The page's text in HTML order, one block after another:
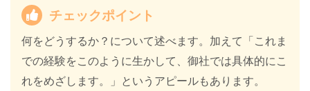
チェックポイント
何をどうするか？について述べます。加えて「これま
での経験をこのように生かして、御社では具体的にこ
れをめざします。」というアピールもあります。